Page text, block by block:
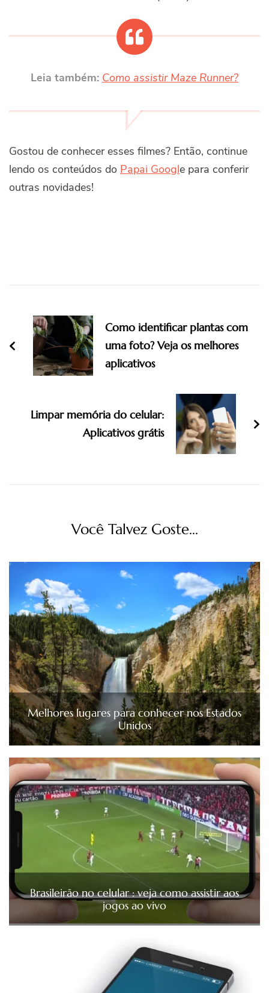
Leia também: Como assistir Maze Runner?
Gostou de conhecer esses filmes? Então, continue
lendo os conteúdos do Papai Google para conferir
outras novidades!
Navigation
Como identificar plantas com
uma foto? Veja os melhores
aplicativos
Limpar memória do celular:
Aplicativos grátis
Você Talvez Goste...
Melhores lugares para conhecer nos Estados
Unidos
Brasileirão no celular : veja como assistir aos
jogos ao vivo